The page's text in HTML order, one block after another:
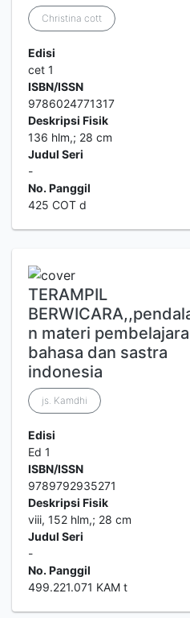
Christina cott
Edisi
cet 1
ISBN/ISSN
9786024771317
Deskripsi Fisik
136 hlm,; 28 cm
Judul Seri
-
No. Panggil
425 COT d
TERAMPIL
n materi
bahasa dan sastra
indonesia
js. Kamdhi
Edisi
Ed 1
ISBN/ISSN
9789792935271
Deskripsi Fisik
viii, 152 hlm,; 28 cm
Judul Seri
-
No. Panggil
499.221.071 KAM t